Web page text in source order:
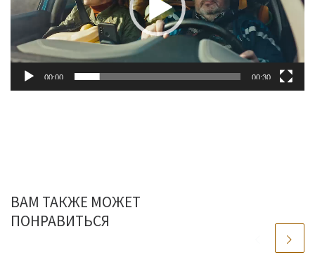
00:00 00:30
ВАМ ТАКЖЕ МОЖЕТ
ПОНРАВИТЬСЯ